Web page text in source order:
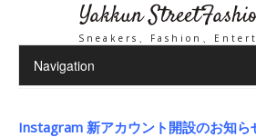
Yakkun
Sneakers、Fashion、
Instagram 新アカウント開設のお知ら